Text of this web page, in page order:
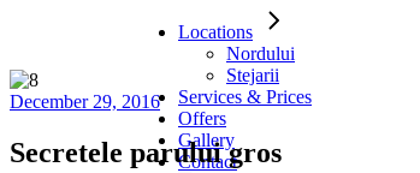
Locations
Nordului
Stejarii
Services & Prices
Offers
Gallery
Contact
December 29, 2016
Secretele parului gros